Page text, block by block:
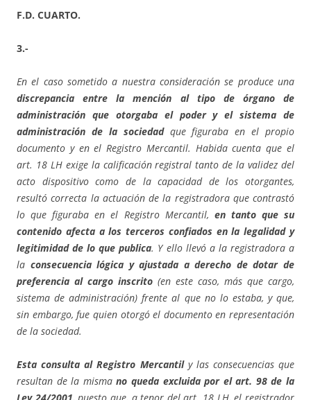
F.D. CUARTO.
3.-
En el caso sometido a nuestra consideración se produce una
discrepancia entre la mención al tipo de órgano de
administración que otorgaba el poder y el sistema de
administración de la sociedadque figuraba en el propio
documento y en el Registro Mercantil. Habida cuenta que el
art. 18 LH exige la calificación registral tanto de la validez del
acto dispositivo como de la capacidad de los otorgantes,
resultó correcta la actuación de la registradora que contrastó
lo que figuraba en el Registro Mercantil, en tanto que su
contenido afecta a los terceros confiados en la legalidad y
legitimidad de lo que publica. Y ello llevó a la registradora a
la consecuencia lógica y ajustada a derecho de dotar de
preferencia al cargo inscrito (en este caso, más que cargo,
sistema de administración) frente al que no lo estaba, y que,
sin embargo, fue quien otorgó el documento en representación
de la sociedad.
Esta consulta al Registro Mercantil y las consecuencias que
resultan de la mismano queda excluida por el art. 98 de la